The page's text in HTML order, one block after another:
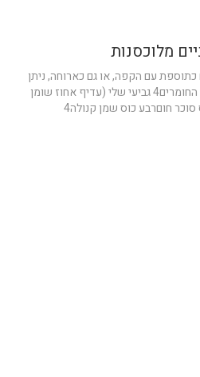
מלוכסנות
עם הקפה, או גם כארוחה, ניתן
להוסיף חלב עיזים למי שאוהב. החומרים4 גביעי שלי (עדיף אחוז שומן
נמוך)-ניתן גם לבן אחר.רבע כוס סוכר חוםרבע כוס שמן קנולה4